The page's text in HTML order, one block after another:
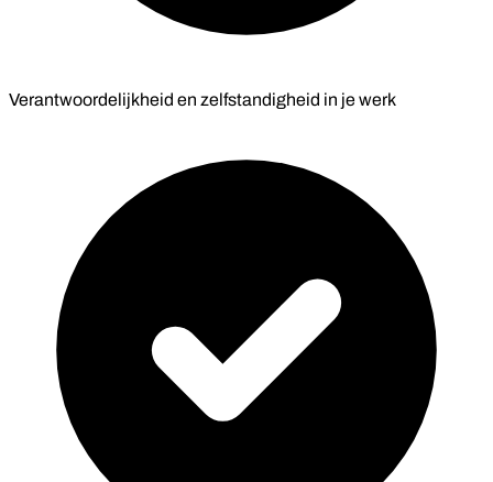
Verantwoordelijkheid en zelfstandigheid in je werk